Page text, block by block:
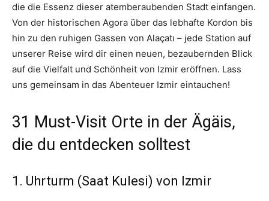
die die Essenz dieser atemberaubenden Stadt einfangen.
Von der historischen Agora über das lebhafte Kordon bis
hin zu den ruhigen Gassen von Alaçatı – jede Station auf
unserer Reise wird dir einen neuen, bezaubernden Blick
auf die Vielfalt und Schönheit von Izmir eröffnen. Lass
uns gemeinsam in das Abenteuer Izmir eintauchen!
31 Must-Visit Orte in der Ägäis,
die du entdecken solltest
1. Uhrturm (Saat Kulesi) von Izmir